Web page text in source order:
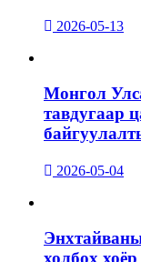
2026-05-13
Монгол
тавдугаар
2026-05-04
холбох